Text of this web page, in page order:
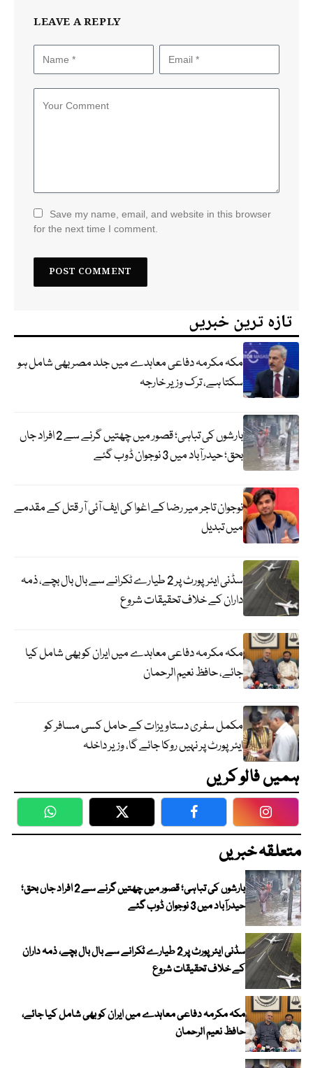
LEAVE A REPLY
Save my name, email, and website in this browser
for the next time I comment.
تازہ ترین خبریں
مکہ مکرمہ دفاعی معاہدے میں جلد مصر بھی شامل ہو
سکتا ہے، ترک وزیر خارجہ
بارشوں کی تباہی؛ قصور میں چھتیں گرنے سے 2 افراد جاں
بحق؛ حیدرآباد میں 3 نوجوان ڈوب گئے
نوجوان تاجر میر رضا کے اغوا کی ایف آئی آر قتل کے مقدمے
میں تبدیل
سڈنی ایئرپورٹ پر 2 طیارے ٹکرانے سے بال بال بچے، ذمہ
داران کے خلاف تحقیقات شروع
مکہ مکرمہ دفاعی معاہدے میں ایران کو بھی شامل کیا
جائے، حافظ نعیم الرحمان
مکمل سفری دستاویزات کے حامل کسی مسافر کو
ایئرپورٹ پر نہیں روکا جائے گا، وزیر داخلہ
ہمیں فالو کریں
WhatsApp Twitter Facebook
متعلقہ خبریں
بارشوں کی تباہی؛ قصور میں چھتیں گرنے سے 2 افراد جاں بحق؛
حیدرآباد میں 3 نوجوان ڈوب گئے
سڈنی ایئرپورٹ پر 2 طیارے ٹکرانے سے بال بال بچے، ذمہ داران
کے خلاف تحقیقات شروع
مکہ مکرمہ دفاعی معاہدے میں ایران کو بھی شامل کیا جائے،
حافظ نعیم الرحمان